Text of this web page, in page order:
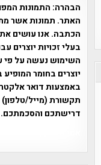
הבהרה: התמונות
האתר. תמונות אשר
הכתבה. אנו עושים
בעלי זכויות יוצרים
יוצרים בחומר
תקשורת (מייל/טלפון)
דרישתכם והסכמתכם.